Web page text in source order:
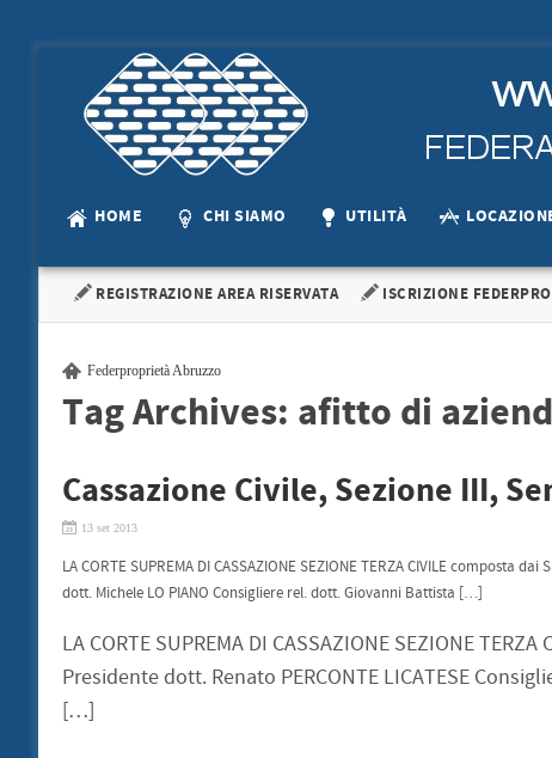
HOME CHI SIAMO UTILITÀ
REGISTRAZIONE AREA RISERVATA ISCRIZIONE
Federproprietà Abruzzo
Tag Archives: afitto di
Cassazione Civile, Sezione III,
13 set 2013
LA CORTE SUPREMA DI CASSAZIONE SEZIONE TERZA CIVILE composta
dott. Michele LO PIANO Consigliere rel. dott. Giovanni Battista […]
LA CORTE SUPREMA DI CASSAZIONE SEZIONE
Presidente dott. Renato PERCONTE LICATESE
[…]